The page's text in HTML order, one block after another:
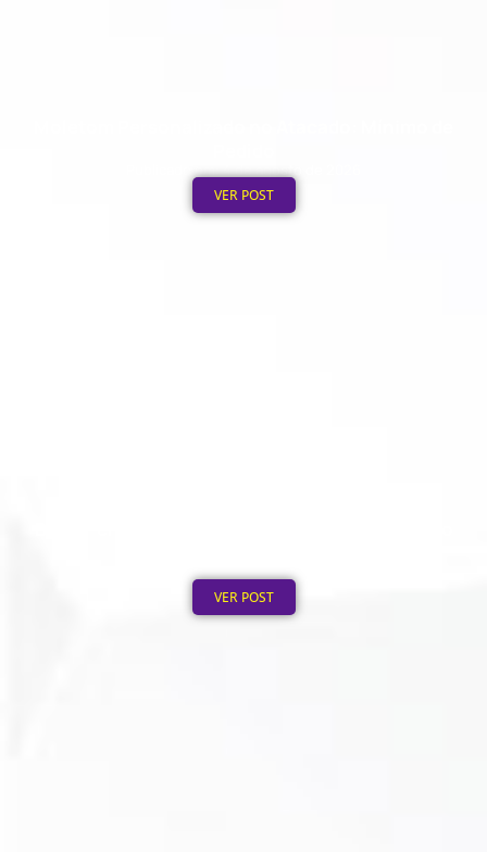
Publicado em: 4 de agosto de 2026
VER POST
Publicado em: 3 de agosto de 2026
VER POST